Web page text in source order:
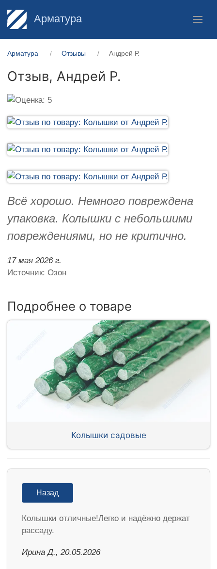
Арматура
Арматура Отзывы Андрей Р.
Отзыв, Андрей Р.
Всё хорошо. Немного повреждена
упаковка. Колышки с небольшими
повреждениями, но не критично.
17 мая 2026 г.
Источник: Озон
Подробнее о товаре
Колышки садовые
Назад
Колышки отличные!Легко и надёжно держат
рассаду.
Ирина Д., 20.05.2026